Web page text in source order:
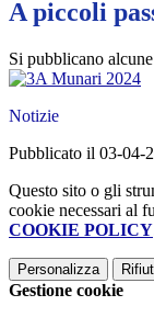
A piccoli
Si pubblicano
Notizie
Pubblicato il 03-04-
Questo sito o gli
cookie necessari al
COOKIE POLICY
Personalizza
Gestione cookie